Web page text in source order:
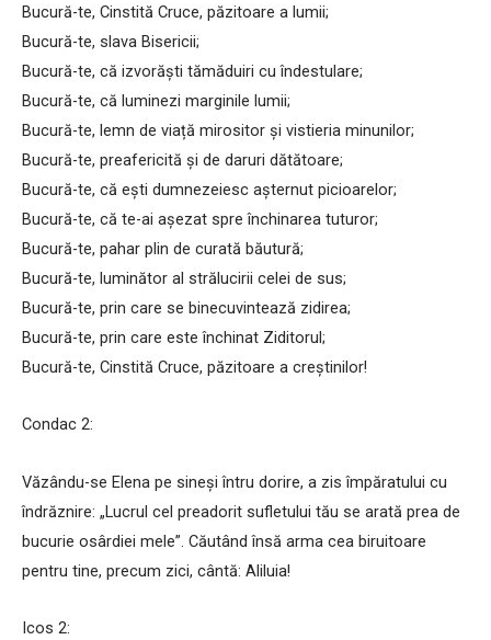
Bucură-te, Cinstită Cruce, păzitoare a lumii;
Bucură-te, slava Bisericii;
Bucură-te, că izvorăști tămăduiri cu îndestulare;
Bucură-te, că luminezi marginile lumii;
Bucură-te, lemn de viață mirositor și vistieria minunilor;
Bucură-te, preafericită și de daruri dătătoare;
Bucură-te, că ești dumnezeiesc așternut picioarelor;
Bucură-te, că te-ai așezat spre închinarea tuturor;
Bucură-te, pahar plin de curată băutură;
Bucură-te, luminător al strălucirii celei de sus;
Bucură-te, prin care se binecuvintează zidirea;
Bucură-te, prin care este închinat Ziditorul;
Bucură-te, Cinstită Cruce, păzitoare a creștinilor!
Condac 2:
Văzându-se Elena pe sineși întru dorire, a zis împăratului cu
îndrăznire: „Lucrul cel preadorit sufletului tău se arată prea de
bucurie osârdiei mele”. Căutând însă arma cea biruitoare
pentru tine, precum zici, cântă: Aliluia!
Icos 2: